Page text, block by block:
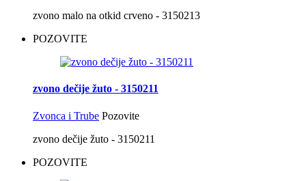
zvono malo na otkid crveno - 3150213
POZOVITE
zvono dečije žuto - 3150211
Zvonca i Trube Pozovite
zvono dečije žuto - 3150211
POZOVITE